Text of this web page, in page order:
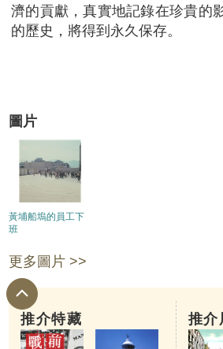
濟的貢獻，真實地記錄在珍貴的
的歷史，將得到永久保存。
圖片
黃埔船塢的員工下
班
更多圖片 >>
推介特藏 推介